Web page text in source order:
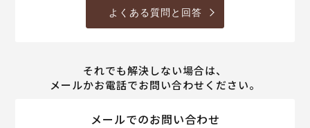
よくある質問と回答
それでも解決しない場合は、
メールかお電話でお問い合わせください。
メールでのお問い合わせ